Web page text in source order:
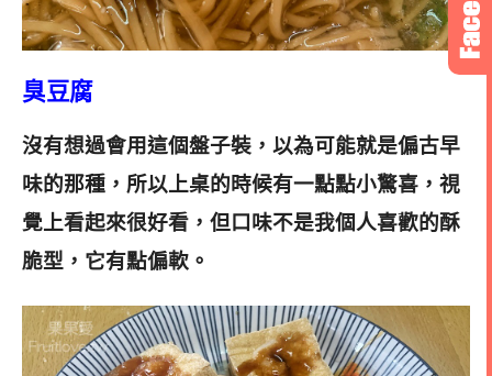
臭豆腐
沒有想過會用這個盤子裝，以為可能就是偏古早
味的那種，所以上桌的時候有一點點小驚喜，視
覺上看起來很好看，但口味不是我個人喜歡的酥
脆型，它有點偏軟。